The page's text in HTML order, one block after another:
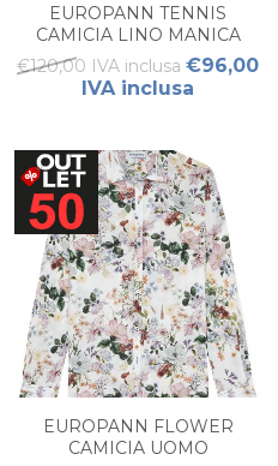
EUROPANN TENNIS
CAMICIA LINO MANICA
LUNGA UOMO
€120,00 IVA inclusa €96,00
IVA inclusa
EUROPANN FLOWER
CAMICIA UOMO